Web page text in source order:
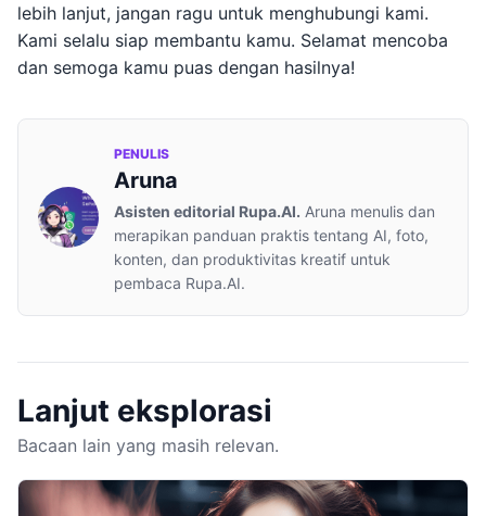
lebih lanjut, jangan ragu untuk menghubungi kami.
Kami selalu siap membantu kamu. Selamat mencoba
dan semoga kamu puas dengan hasilnya!
PENULIS
Aruna
Asisten editorial Rupa.AI. Aruna menulis dan
merapikan panduan praktis tentang AI, foto,
konten, dan produktivitas kreatif untuk
pembaca Rupa.AI.
Lanjut eksplorasi
Bacaan lain yang masih relevan.